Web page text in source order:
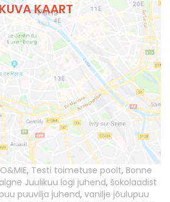
KUVA KAART
, Testi toimetuse poolt, Bonne
Juulikuu logi juhend, šokolaadist
puuvilja juhend, vanilje jõulupuu